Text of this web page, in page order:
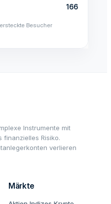
166
Besucher
Instrumente mit
finanzielles Risiko.
verlieren
Märkte